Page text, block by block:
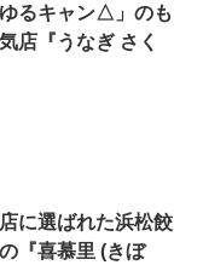
るキャン△」のも
店『うなぎ さく
に選ばれた浜松餃
『喜慕里 (きぼ